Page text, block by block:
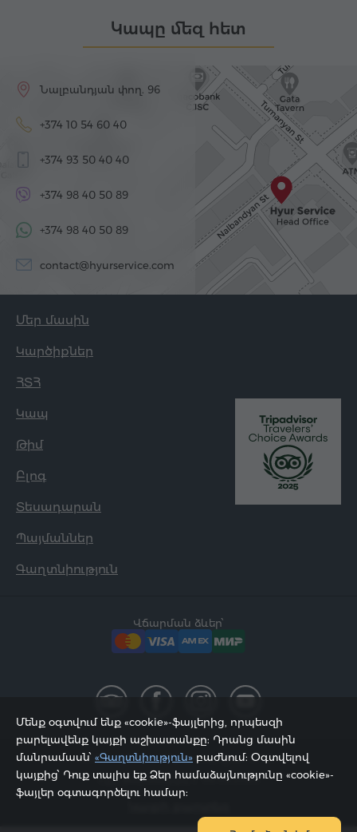
Կապը մեզ հետ
Նալբանդյան փող. 96
+374 10 54 60 40
+374 93 50 40 40
+374 98 40 50 89
+374 98 40 50 89
contact@hyurservice.com
Մեր մասին
Կարծիքներ
ՀՏՀ
Կապ
Թիմ
Բլոգ
Տեսադարան
Պայմաններ
Գաղտնիություն
Վճարման ձևեր՝
2002 - 2026, © «Հյուր Սերվիս» ՍՊԸ;
Էջը թարմացվել է 06.08.2026
Մենք օգտվում ենք «cookie»-ֆայլերից, որպեսզի
բարելավենք կայքի աշխատանքը: Դրանց մասին
մանրամասն՝ «Գաղտնիություն» բաժնում: Օգտվելով
կայքից՝ Դուք տալիս եք Ձեր համաձայնությունը «cookie»-
ֆայլեր օգտագործելու համար: